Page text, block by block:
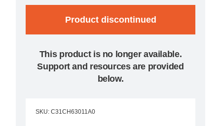
Product discontinued
This product is no longer available.
Support and resources are provided
below.
SKU: C31CH63011A0